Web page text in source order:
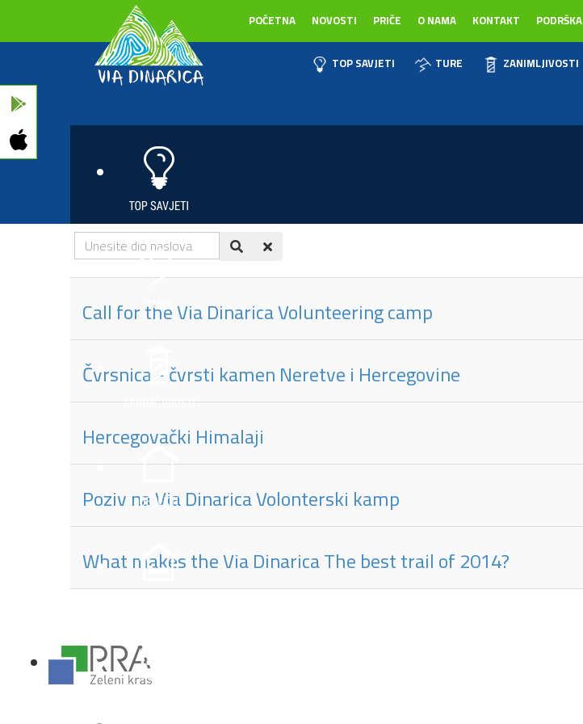
POČETNA NOVOSTI PRIČE O NAMA KONTAKT PODRŠKA
TOP SAVJETI TURE ZANIMLJIVOSTI
Unesite
dio
naslova
Call for the Via Dinarica Volunteering camp
Čvrsnica - čvrsti kamen Neretve i Hercegovine
Hercegovački Himalaji
Poziv na Via Dinarica Volonterski kamp
What makes the Via Dinarica The best trail of 2014?